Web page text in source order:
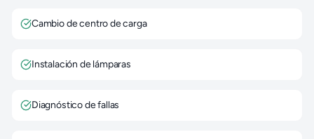
Cambio de centro de carga
Instalación de lámparas
Diagnóstico de fallas